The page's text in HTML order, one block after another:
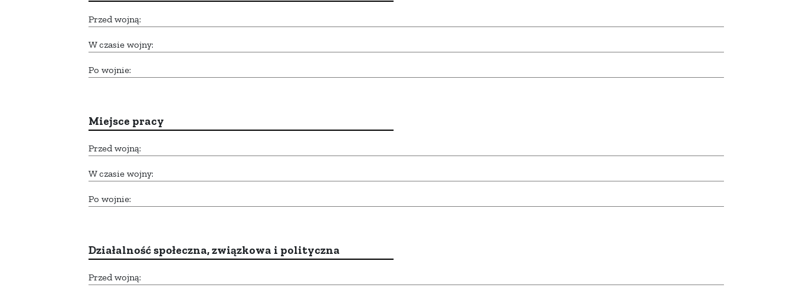
Przed wojną:
W czasie wojny:
Po wojnie:
Miejsce pracy
Przed wojną:
W czasie wojny:
Po wojnie:
Działalność społeczna, związkowa i polityczna
Przed wojną: